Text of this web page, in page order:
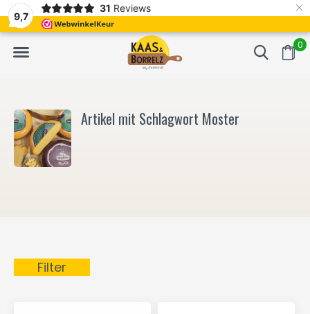
9,7
31 Reviews ×
0
Frisch geschnitten und vakuumverpackt. Meistens Lieferung
Artikel mit Schlagwort Moster
Filter